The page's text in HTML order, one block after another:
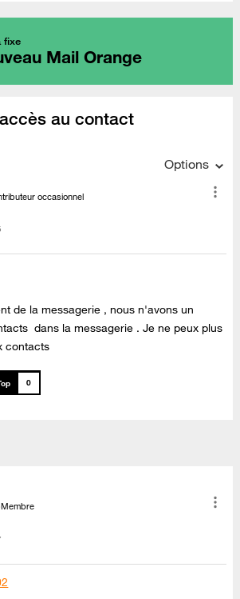
fixe
Mail Orange
au contact
Options
occasionnel
de la messagerie , nous n'avons un
dans la messagerie . Je ne peux plus
contacts
0